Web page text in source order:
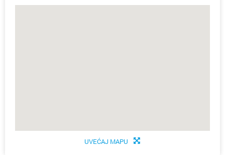
UVEĆAJ MAPU